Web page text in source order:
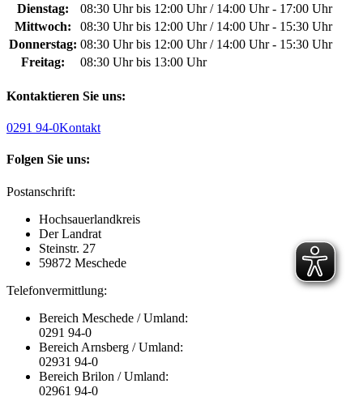
Dienstag:
08:30 Uhr bis 12:00 Uhr / 14:00 Uhr - 17:00 Uhr
Mittwoch:
08:30 Uhr bis 12:00 Uhr / 14:00 Uhr - 15:30 Uhr
Donnerstag: 08:30 Uhr bis 12:00 Uhr / 14:00 Uhr - 15:30 Uhr
Freitag:
08:30 Uhr bis 13:00 Uhr
Kontaktieren Sie uns:
0291 94-0Kontakt
Folgen Sie uns:
Postanschrift:
Hochsauerlandkreis
Der Landrat
Steinstr. 27
59872 Meschede
Telefonvermittlung:
Bereich Meschede / Umland:
0291 94-0
Bereich Arnsberg / Umland:
02931 94-0
Bereich Brilon / Umland:
02961 94-0